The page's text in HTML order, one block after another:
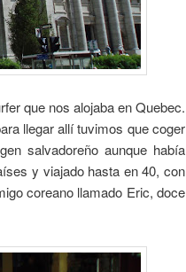
que nos alojaba en Quebec.
llegar allí tuvimos que coger
salvadoreño aunque había
y viajado hasta en 40, con
coreano llamado Eric, doce